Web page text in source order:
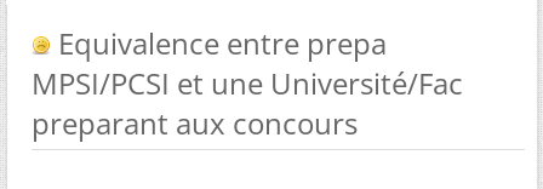
Equivalence entre prepa
MPSI/PCSI et une Université/Fac
preparant aux concours